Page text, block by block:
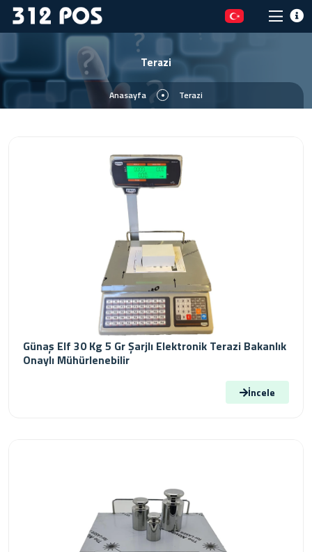
Terazi
Anasayfa Terazi
Günaş Elf 30 Kg 5 Gr Şarjlı Elektronik Terazi Bakanlık
Onaylı Mühürlenebilir
İncele